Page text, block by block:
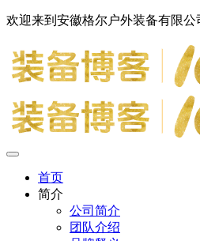
欢迎来到安徽格尔户外装备有限公
首页
简介
公司简介
团队介绍